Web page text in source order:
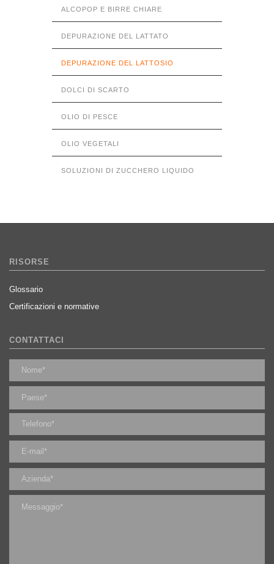
ALCOPOP E BIRRE CHIARE
DEPURAZIONE DEL LATTATO
DEPURAZIONE DEL LATTOSIO
DOLCI DI SCARTO
OLIO DI PESCE
OLIO VEGETALI
SOLUZIONI DI ZUCCHERO LIQUIDO
RISORSE
Glossario
Certificazioni e normative
CONTATTACI